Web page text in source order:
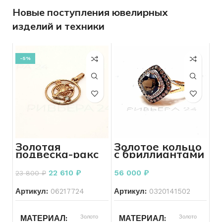
Новые поступления ювелирных
изделий и техники
-5%
Золотая
подвеска-ракс
бриллиантом
585 пробы 1.99
грамм
23 800₽ 22 610 ₽
Артикул: 06217724
МАТЕРИАЛ Золото
Золотое кольцо
с бриллиантами
585 пробы 3.40
грамм
56 000 ₽
Артикул: 0320141502
МАТЕРИАЛ Золото